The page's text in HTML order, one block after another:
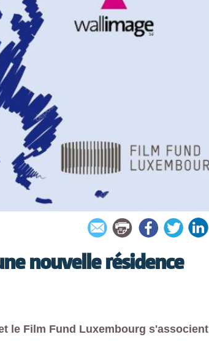
nouvelle résidence
le Film Fund Luxembourg s'associent